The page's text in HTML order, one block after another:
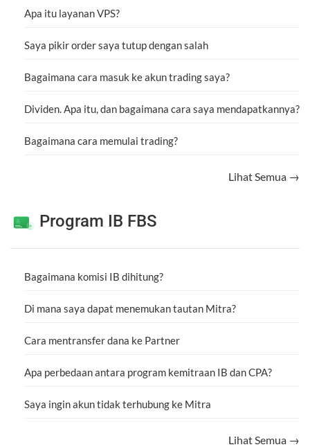
Apa itu layanan VPS?
Saya pikir order saya tutup dengan salah
Bagaimana cara masuk ke akun trading saya?
Dividen. Apa itu, dan bagaimana cara saya mendapatkannya?
Bagaimana cara memulai trading?
Lihat Semua →
Program IB FBS
Bagaimana komisi IB dihitung?
Di mana saya dapat menemukan tautan Mitra?
Cara mentransfer dana ke Partner
Apa perbedaan antara program kemitraan IB dan CPA?
Saya ingin akun tidak terhubung ke Mitra
Lihat Semua →